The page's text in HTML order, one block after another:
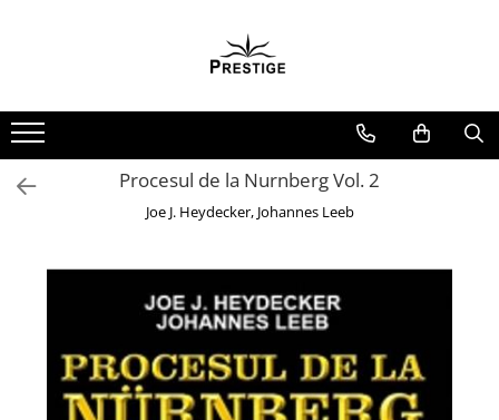
Noutati
Promotii
Pachete Speciale Carti
Spiritualitate - Ezoterism
Arte Divinatorii
Dezvoltare Spirituala
KidConnection
Procesul de la Nurnberg Vol. 2
Joe J. Heydecker, Johannes Leeb